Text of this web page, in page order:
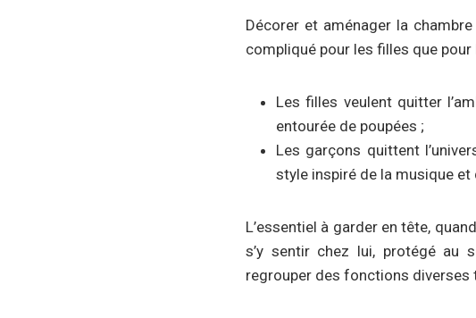
Décorer et aménager la
compliqué pour les filles que pour
Les filles veulent quitter
entourée de poupées ;
Les garçons quittent
style inspiré de la musique et
L’essentiel à garder en tête,
s’y sentir chez lui, protégé au
regrouper des fonctions diverses